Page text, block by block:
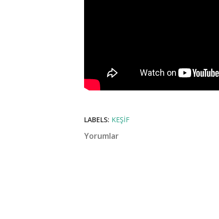
LABELS: KEŞIF
Yorumlar